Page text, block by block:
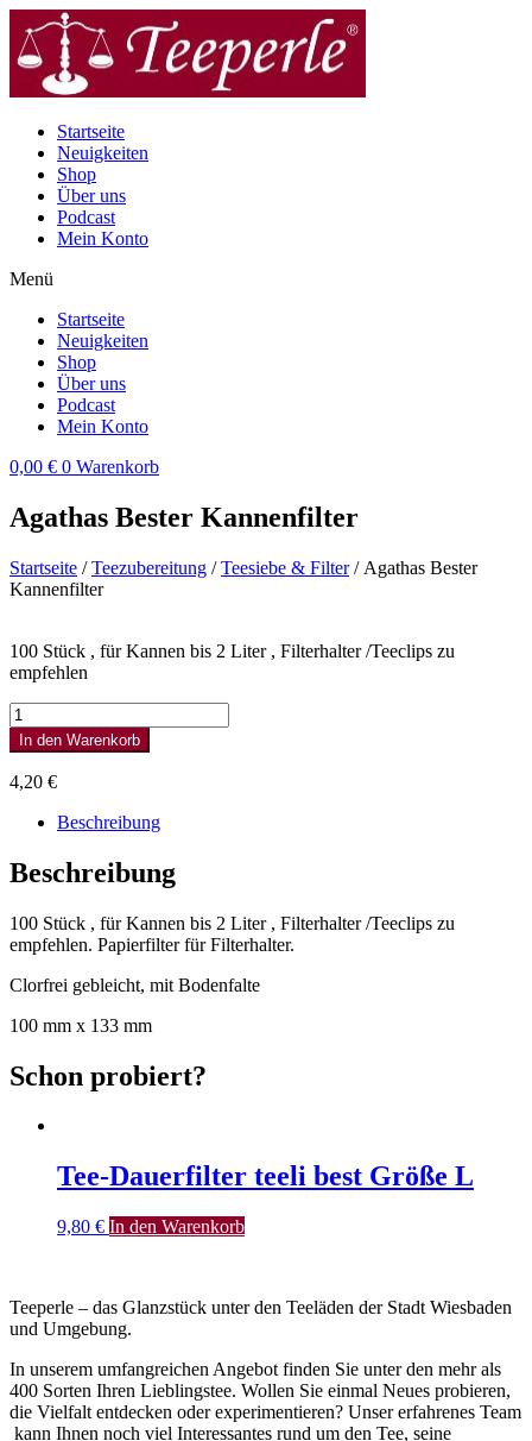
Inhalt
wechseln
Startseite
Neuigkeiten
Shop
Über uns
Podcast
Mein Konto
Menü
Startseite
Neuigkeiten
Shop
Über uns
Podcast
Mein Konto
0,00 € 0 Warenkorb
Agathas Bester Kannenfilter
Startseite /Teezubereitung /Teesiebe & Filter/ Agathas Bester
Kannenfilter
100 Stück , für Kannen bis 2 Liter , Filterhalter /Teeclips zu
empfehlen
Agathas
Bester
Kannenfilter
Menge
In den Warenkorb
4,20 €
Beschreibung
Beschreibung
100 Stück , für Kannen bis 2 Liter , Filterhalter /Teeclips zu
empfehlen. Papierfilter für Filterhalter.
Clorfrei gebleicht, mit Bodenfalte
100 mm x 133 mm
Schon probiert?
Tee-Dauerfilter teeli best Größe L
9,80 € In den Warenkorb
Teeperle – das Glanzstück unter den Teeläden der Stadt Wiesbaden
und Umgebung.
In unserem umfangreichen Angebot finden Sie unter den mehr als
400 Sorten Ihren Lieblingstee. Wollen Sie einmal Neues probieren,
die Vielfalt entdecken oder experimentieren? Unser erfahrenes Team
kann Ihnen noch viel Interessantes rund um den Tee, seine